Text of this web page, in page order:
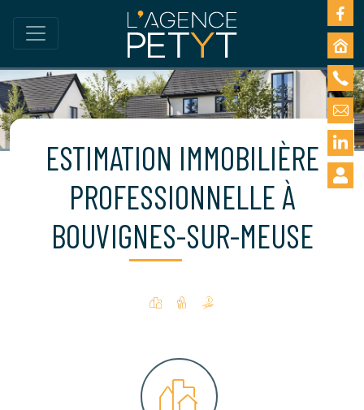
ESTIMATION IMMOBILIÈRE
PROFESSIONNELLE À
BOUVIGNES-SUR-MEUSE